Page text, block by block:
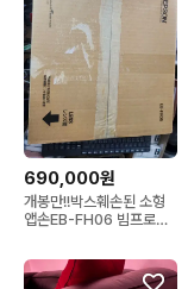
690,000원
개봉만!!박스훼손된 소형
앱손EB-FH06 빔프로젝